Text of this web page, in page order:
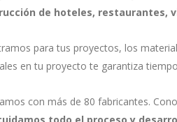
de hoteles, restaurantes,
para tus proyectos, los
en tu proyecto te garantiza
con más de 80 fabricantes.